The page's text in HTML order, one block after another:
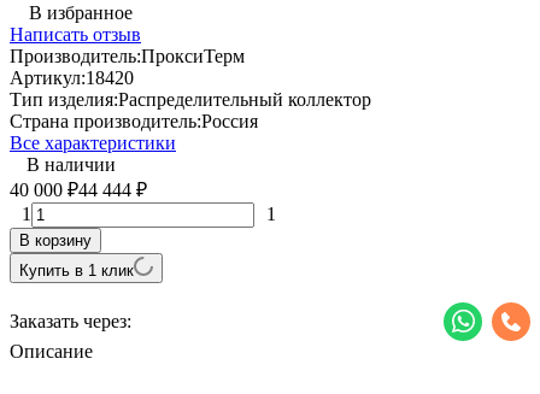
В избранное
Написать отзыв
Производитель:ПроксиТерм
Артикул:18420
Тип изделия:Распределительный коллектор
Страна производитель:Россия
Все характеристики
В наличии
40 000 ₽44 444 ₽
1 1
В корзину
Купить в 1 клик
Заказать через:
Описание